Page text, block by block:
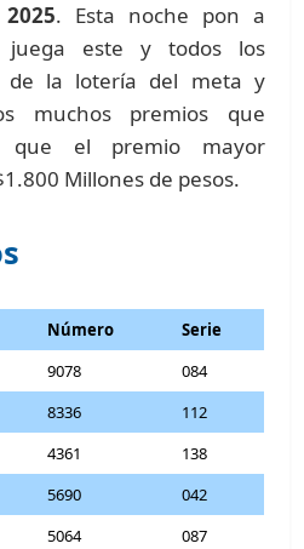
. Esta noche pon a
este y todos los
de la lotería del meta y
muchos premios que
que el premio mayor
Millones de pesos.
Número
Serie
9078
084
8336
112
4361
138
5690
042
5064
087